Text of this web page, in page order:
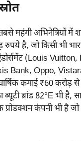
महंगी अभिनेत्रियों में
है, जो किसी भी
(Louis
Bank, Oppo,
कमाई ₹60 करोड़
ब्रांड 82°E भी है,
कंपनी भी है जो